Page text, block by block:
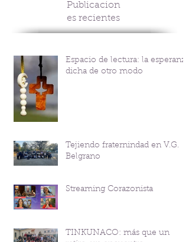
Publicacion
es recientes
Espacio de lectura: la esperanza
dicha de otro modo
Tejiendo fraternindad en V.G.
Belgrano
Streaming Corazonista
TINKUNACO: más que un